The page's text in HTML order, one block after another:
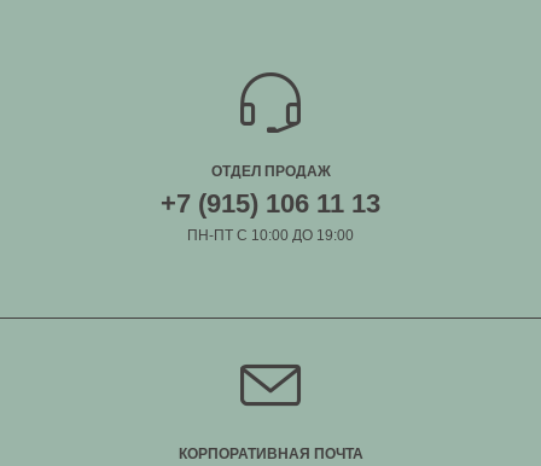
ОТДЕЛ ПРОДАЖ
+7 (915) 106 11 13
ПН-ПТ С 10:00 ДО 19:00
КОРПОРАТИВНАЯ ПОЧТА